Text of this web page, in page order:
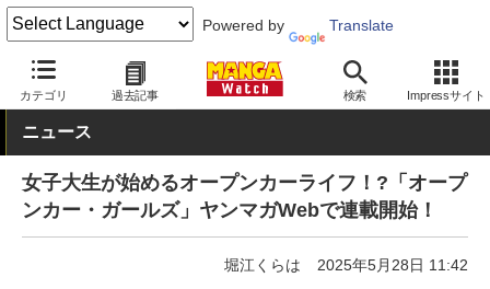
Powered by Translate
カテゴリ 過去記事 検索 Impressサイト
MANGA Watch 青年
ニュース
女子大生が始めるオープンカーライフ！?「オープ
ンカー・ガールズ」ヤンマガWebで連載開始！
堀江くらは 2025年5月28日 11:42